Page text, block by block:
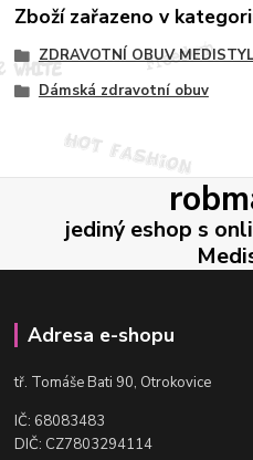
Zboží zařazeno v
ZDRAVOTNÍ OBUV
Dámská zdravotní obuv
jediný eshop s
Adresa e-shopu
tř. Tomáše Bati 90, Otrokovice
IČ: 68083483
DIČ: CZ7803294114